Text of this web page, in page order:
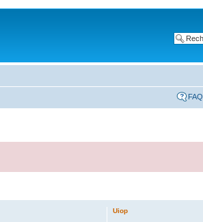
FAQ
Uiop